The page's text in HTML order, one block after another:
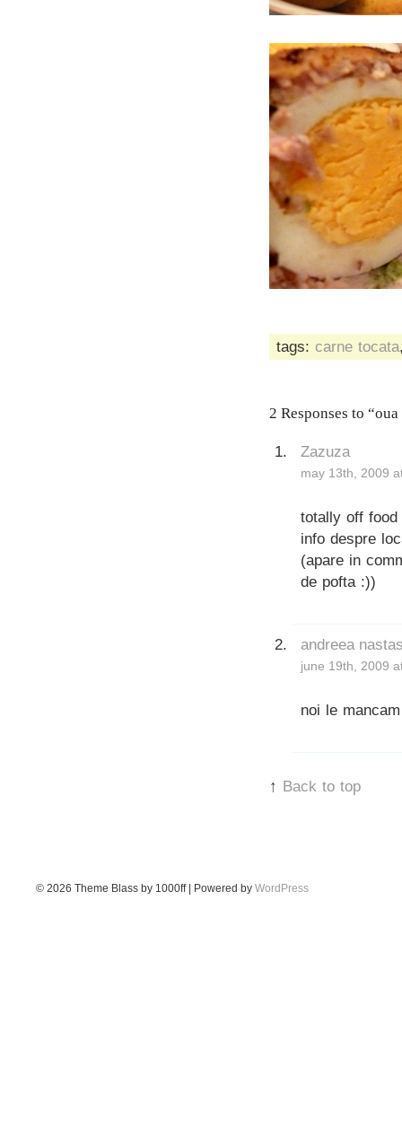
tags: carne tocata
2 Responses to
Zazuza
may 13th, 2009
totally off
info despre
(apare in
de pofta :))
andreea
june 19th, 2009
noi le
↑ Back to top
© 2026 Theme Blass by 1000ff | Powered by WordPress